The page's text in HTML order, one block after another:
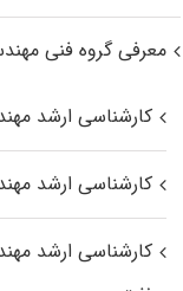
معرفی گروه فنی
کارشناسی ارشد
کارشناسی ارشد
کارشناسی ارشد